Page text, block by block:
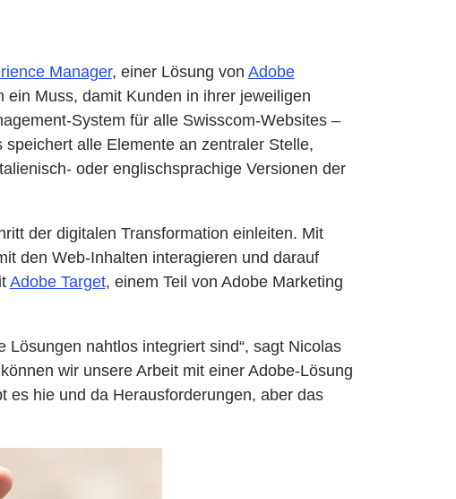
Manager, einer Lösung von Adobe
Muss, damit Kunden in ihrer jeweiligen
System für alle Swisscom-Websites –
alle Elemente an zentraler Stelle,
oder englischsprachige Versionen der
der digitalen Transformation einleiten. Mit
den Web-Inhalten interagieren und darauf
Adobe Target, einem Teil von Adobe Marketing
nahtlos integriert sind“, sagt Nicolas
wir unsere Arbeit mit einer Adobe-Lösung
es hie und da Herausforderungen, aber das